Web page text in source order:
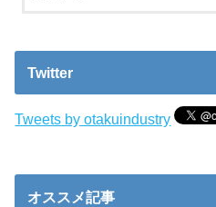
Twitter
Tweets by otakuindustry
オススメ記事